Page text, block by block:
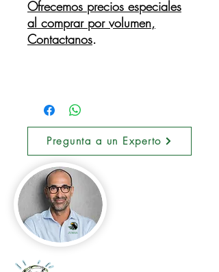
Ofrecemos precios especiales
al comprar por volumen,
Contactanos.
Pregunta a un Experto